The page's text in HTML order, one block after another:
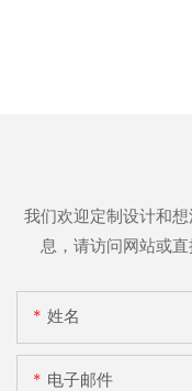
我们欢迎定制设计和
息，请访问网站或直
姓名
电子邮件